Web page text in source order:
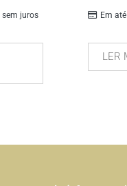
sem juros Em
LER